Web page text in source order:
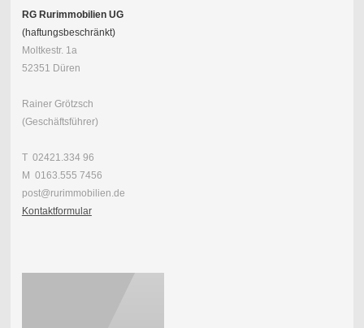
RG Rurimmobilien UG
(haftungsbeschränkt)
Moltkestr. 1a
52351 Düren
Rainer Grötzsch
(Geschäftsführer)
T 02421.334 96
M 0163.555 7456
post@rurimmobilien.de
Kontaktformular